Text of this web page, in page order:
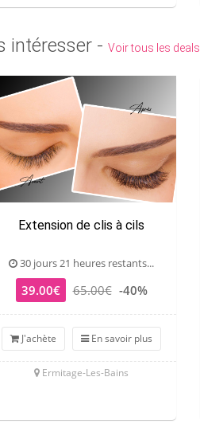
intéresser - Voir tous les deals
Extension de clis à cils
30 jours 21 heures restants...
39.00€ 65.00€ -40%
J'achète En savoir plus
Ermitage-Les-Bains